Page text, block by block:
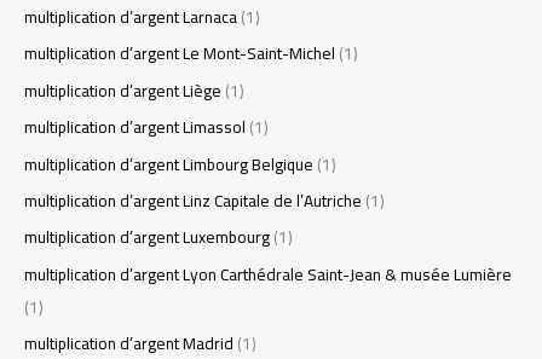
multiplication d’argent Larnaca(1)
multiplication d’argent Le Mont-Saint-Michel(1)
multiplication d’argent Liège(1)
multiplication d’argent Limassol(1)
multiplication d’argent Limbourg Belgique(1)
multiplication d’argent Linz Capitale de l’Autriche(1)
multiplication d’argent Luxembourg(1)
multiplication d’argent Lyon Carthédrale Saint-Jean & musée Lumière
(1)
multiplication d’argent Madrid(1)